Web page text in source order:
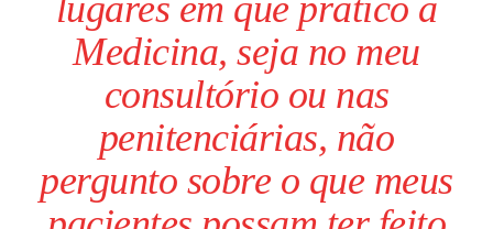
lugares em que pratico a
Medicina, seja no meu
consultório ou nas
penitenciárias, não
pergunto sobre o que meus